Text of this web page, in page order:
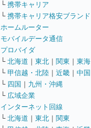
└ 携帯キャリア
└ 携帯キャリア格安ブランド
ホームルーター
モバイルデータ通信
プロバイダ
└ 北海道 ｜ 東北 ｜ 関東 ｜ 東海
└ 甲信越・北陸 ｜ 近畿 ｜ 中国
└ 四国 ｜ 九州・沖縄
└ 広域企業
インターネット回線
└ 北海道 ｜ 東北 ｜ 関東